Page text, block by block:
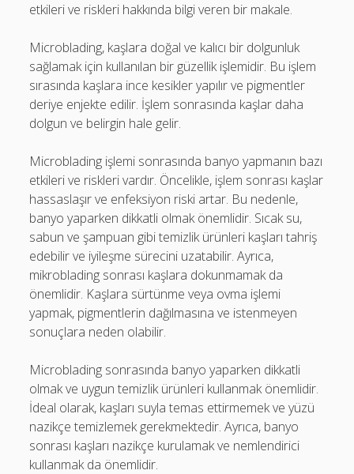
Sayfa Listesi
Youtube Dislike Arttırma Parasız
etkileri ve riskleri hakkında bilgi veren bir makale.
Microblading, kaşlara doğal ve kalıcı bir dolgunluk
sağlamak için kullanılan bir güzellik işlemidir. Bu işlem
sırasında kaşlara ince kesikler yapılır ve pigmentler
deriye enjekte edilir. İşlem sonrasında kaşlar daha
dolgun ve belirgin hale gelir.
Microblading işlemi sonrasında banyo yapmanın bazı
etkileri ve riskleri vardır. Öncelikle, işlem sonrası kaşlar
hassaslaşır ve enfeksiyon riski artar. Bu nedenle,
banyo yaparken dikkatli olmak önemlidir. Sıcak su,
sabun ve şampuan gibi temizlik ürünleri kaşları tahriş
edebilir ve iyileşme sürecini uzatabilir. Ayrıca,
mikroblading sonrası kaşlara dokunmamak da
önemlidir. Kaşlara sürtünme veya ovma işlemi
yapmak, pigmentlerin dağılmasına ve istenmeyen
sonuçlara neden olabilir.
Microblading sonrasında banyo yaparken dikkatli
olmak ve uygun temizlik ürünleri kullanmak önemlidir.
İdeal olarak, kaşları suyla temas ettirmemek ve yüzü
nazikçe temizlemek gerekmektedir. Ayrıca, banyo
sonrası kaşları nazikçe kurulamak ve nemlendirici
kullanmak da önemlidir.